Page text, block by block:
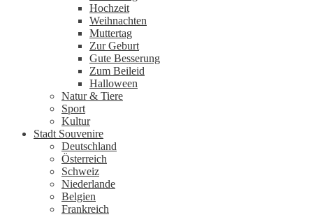
Hochzeit
Weihnachten
Muttertag
Zur Geburt
Gute Besserung
Zum Beileid
Halloween
Natur & Tiere
Sport
Kultur
Stadt Souvenire
Deutschland
Österreich
Schweiz
Niederlande
Belgien
Frankreich